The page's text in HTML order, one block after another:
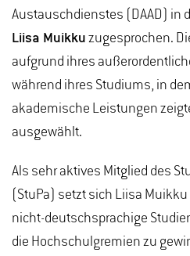
Austauschdienstes (DAAD) in
Liisa Muikku zugesprochen.
aufgrund ihres
während ihres Studiums, in
akademische Leistungen
ausgewählt.
Als sehr aktives Mitglied des
(StuPa) setzt sich Liisa
nicht-deutschsprachige
die Hochschulgremien zu